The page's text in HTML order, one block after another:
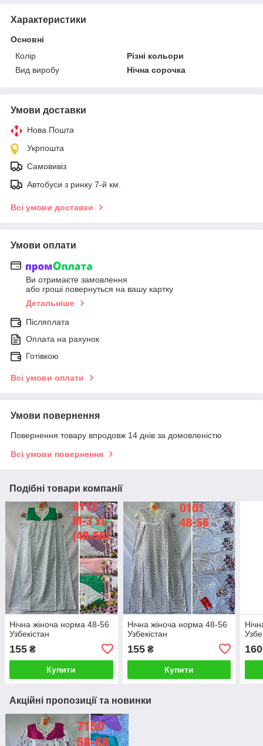
Характеристики
Основні
Колір
Різні кольори
Вид виробу
Нічна сорочка
Умови доставки
Нова Пошта
Укрпошта
Самовивіз
Автобуси з ринку 7-й км.
Всі умови доставки
Умови оплати
Ви отримаєте замовлення
або гроші повернуться на вашу картку
Детальніше
Післяплата
Оплата на рахунок
Готівкою
Всі умови оплати
Умови повернення
Повернення товару впродовж 14 днів за домовленістю
Всі умови повернення
Подібні товари компанії
Нічна жіноча норма 48-56
Узбекістан
155 ₴
Купити
Нічна жіноча норма 48-56
Узбекістан
155₴
Купити
160
Акційні пропозиції та новинки